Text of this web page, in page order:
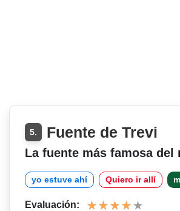
5. Fuente de Trevi
La fuente más famosa del
yo estuve ahí Quiero ir allí
Evaluación: